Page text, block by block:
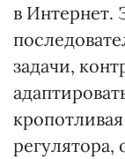
в Интернет.
задачи,
регулятора,